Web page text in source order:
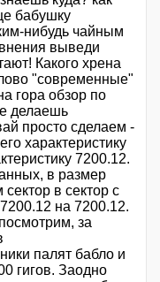
бабушку
нибудь чайным
выведи
Какого хрена
"современные"
гора обзор по
делаешь
просто сделаем -
характеристику
7200.12.
в размер
в сектор с
на 7200.12.
за
палят бабло и
гигов. Заодно